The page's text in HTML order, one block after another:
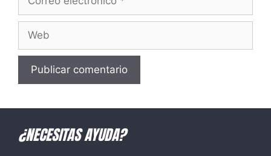
electrónico
¿NECESITAS AYUDA?